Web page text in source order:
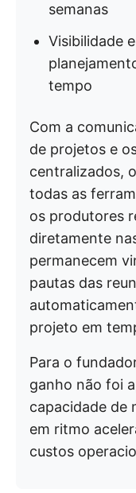
semanas
Visibilidade
tempo
Com a
de projetos e
centralizados,
todas as
os produtores
diretamente
permanecem
pautas das
projeto em
Para o
ganho não foi
capacidade de
em ritmo
custos